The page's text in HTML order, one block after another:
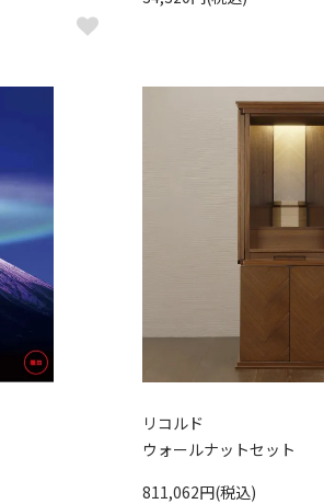
リコルド
ウォールナットセット
811,062円(税込)